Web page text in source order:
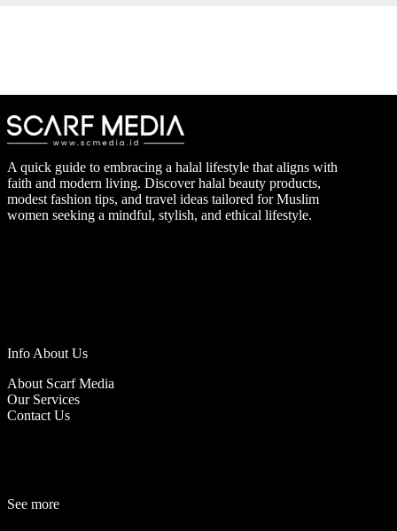
A quick guide to embracing a halal lifestyle that aligns with
faith and modern living. Discover halal beauty products,
modest fashion tips, and travel ideas tailored for Muslim
women seeking a mindful, stylish, and ethical lifestyle.
Info About Us
About Scarf Media
Our Services
Contact Us
See more